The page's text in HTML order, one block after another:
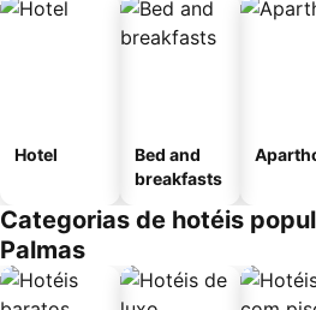
Hotel
Bed and
breakfasts
Categorias de hotéis
Palmas